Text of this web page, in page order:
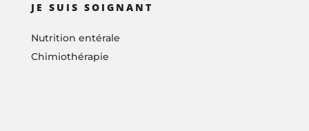
JE SUIS SOIGNANT
Nutrition entérale
Chimiothérapie